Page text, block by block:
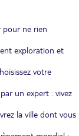
pour ne rien
exploration et
votre
un expert : vivez
la ville dont vous